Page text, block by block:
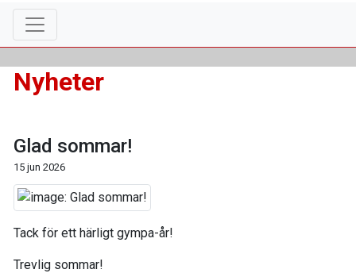
Nyheter
Glad sommar!
15 jun 2026
Tack för ett härligt gympa-år!
Trevlig sommar!